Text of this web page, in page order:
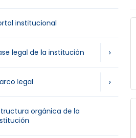
institucional
legal de la institución ›
legal ›
orgánica de la